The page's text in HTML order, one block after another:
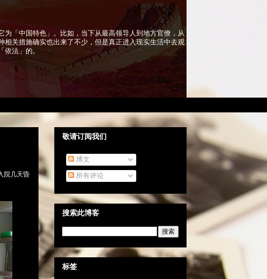
「中国特色」。比如，当下从最高领导人到地方官僚，从
关措施确实也出来了不少，但是真正进入现实生活中去观
法」的。
院几天昏
敬请订阅我们
博文
所有评论
搜索此博客
标签